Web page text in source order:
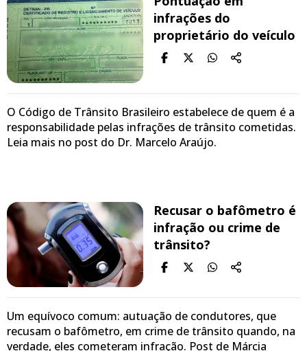
infrações do
proprietário do veículo
O Código de Trânsito Brasileiro estabelece de quem é a
responsabilidade pelas infrações de trânsito cometidas.
Leia mais no post do Dr. Marcelo Araújo.
Recusar o bafômetro é
infração ou crime de
trânsito?
Um equívoco comum: autuação de condutores, que
recusam o bafômetro, em crime de trânsito quando, na
verdade, eles cometeram infração. Post de Márcia